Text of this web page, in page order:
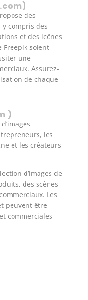
)
des
compris des
et des icônes.
Freepik soient
une
Assurez-
de chaque
)
les
et les créateurs
d’images de
des scènes
Les
peuvent être
commerciales